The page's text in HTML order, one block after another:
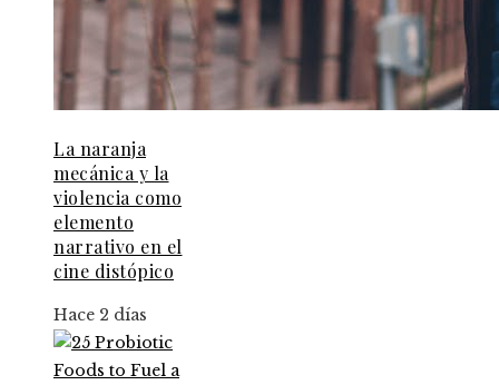
La naranja
mecánica y la
violencia como
elemento
narrativo en el
cine distópico
Hace 2 días